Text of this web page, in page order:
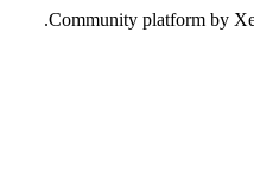
Community platform by